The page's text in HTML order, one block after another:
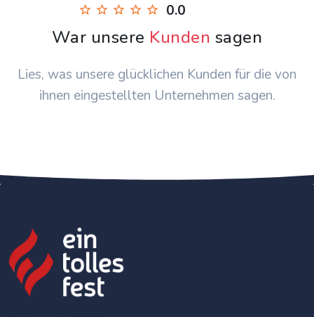
0.0
War unsere Kunden sagen
Lies, was unsere glücklichen Kunden für die von
ihnen eingestellten Unternehmen sagen.